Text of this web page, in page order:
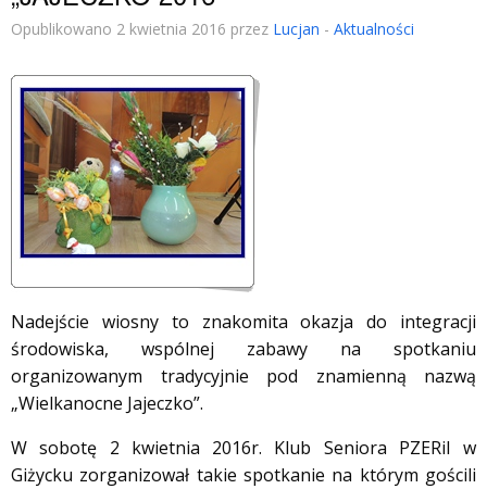
Opublikowano 2 kwietnia 2016 przez Lucjan - Aktualności
Nadejście wiosny to znakomita okazja do integracji
środowiska, wspólnej zabawy na spotkaniu
organizowanym tradycyjnie pod znamienną nazwą
„Wielkanocne Jajeczko”.
W sobotę 2 kwietnia 2016r. Klub Seniora PZERiI w
Giżycku zorganizował takie spotkanie na którym gościli